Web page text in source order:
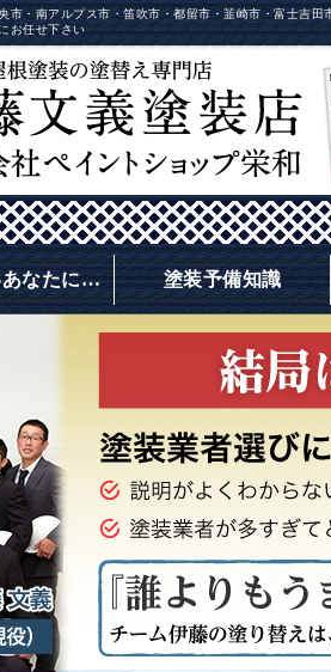
市・南アルプス市・笛吹市・都留市・韮崎市・富士吉
お任せ下さい
あなたに… 塗装予備知識